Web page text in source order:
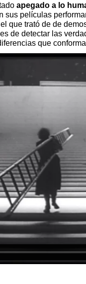
apegado a lo
sus películas
que trató de de
de detectar las
que